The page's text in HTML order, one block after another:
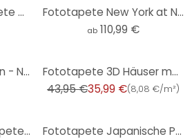
Fototapete Vliestapete Weltkarte
Fototapete New York at Night 1 Panorama
ab 110,99 €
Fototapete BVG Berlin - Netzplan Berlin
Fototapete 3D Häuser moderne Vliestapete Bunt Tapete Schlafzimmer Wohnzimmer
43,95 €35,99 €(8,08 €/m²)
Fototapete Papiertapete Brooklyn Bridge - 366x254 cm
Fototapete Japanische Pagode mit Kirschblüten - Jaszke - Rund - Selbstklebend/Vlies